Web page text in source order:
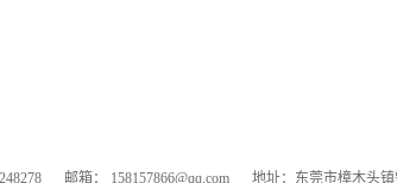
邮箱： 158157866@qq.com 地址：东莞市樟木头